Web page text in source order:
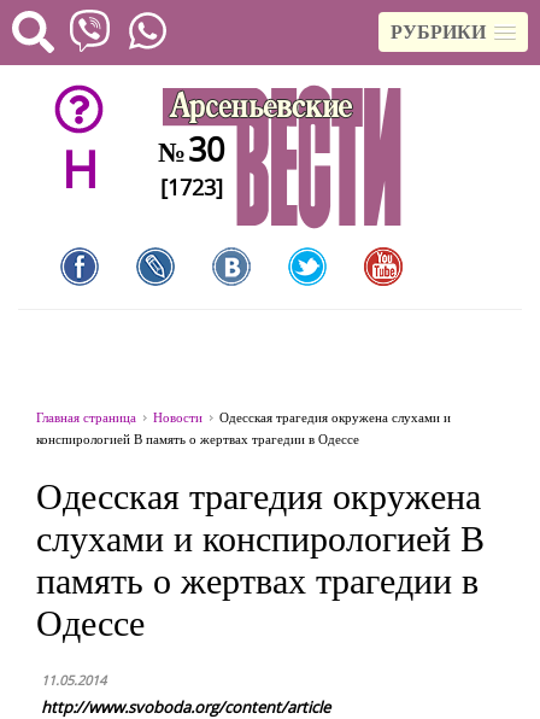
РУБРИКИ
H №30
[1723]
Главная страница Новости
Одесская трагедия окружена слухами и
конспирологией В память о жертвах трагедии в Одессе
Одесская трагедия окружена
слухами и конспирологией В
память о жертвах трагедии в
Одессе
11.05.2014
http://www.svoboda.org/content/article